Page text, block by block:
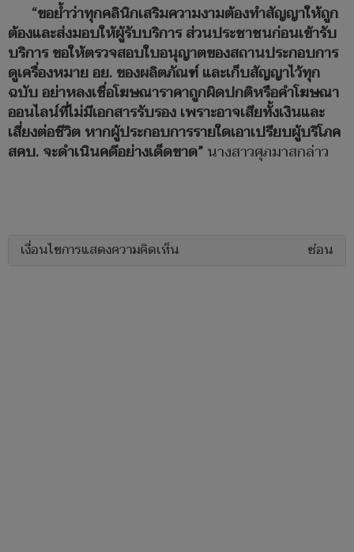
“ขอย้ำว่าทุกคลินิกเสริมความงามต้องทำสัญญาให้ถูก
ต้องและส่งมอบให้ผู้รับบริการ ส่วนประชาชนก่อนเข้ารับ
บริการ ขอให้ตรวจสอบใบอนุญาตของสถานประกอบการ
ดูเครื่องหมาย อย. ของผลิตภัณฑ์ และเก็บสัญญาไว้ทุก
ฉบับ อย่าหลงเชื่อโฆษณาราคาถูกผิดปกติหรือคำโฆษณา
ออนไลน์ที่ไม่มีเอกสารรับรอง เพราะอาจเสียทั้งเงินและ
เสี่ยงต่อชีวิต หากผู้ประกอบการรายใดเอาเปรียบผู้บริโภค
สคบ. จะดำเนินคดีอย่างเด็ดขาด”นางสาวศุภมาสกล่าว
เงื่อนไขการแสดงความคิดเห็น ซ่อน